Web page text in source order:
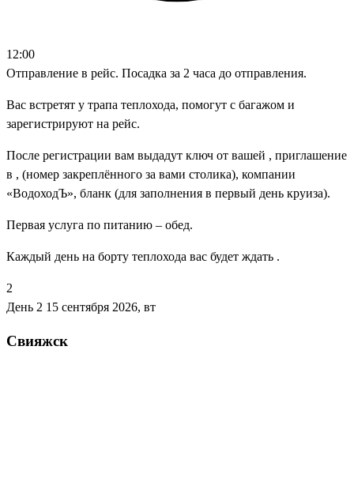
12:00
Отправление в рейс. Посадка за 2 часа до отправления.
Вас встретят у трапа теплохода, помогут с багажом и
зарегистрируют на рейс.
После регистрации вам выдадут ключ от вашей , приглашение
в , (номер закреплённого за вами столика), компании
«ВодоходЪ», бланк (для заполнения в первый день круиза).
Первая услуга по питанию – обед.
Каждый день на борту теплохода вас будет ждать .
2
День 2 15 сентября 2026, вт
Свияжск